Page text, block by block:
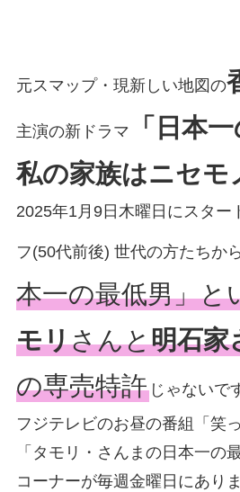
元スマップ・現新しい地図の
主演の新ドラマ
「日本
私の家族はニセモ
2025年1月9日木曜日にスター
フ(50代前後) 世代の方たちか
本一の最低男」と
モリさんと明石家
の専売特許じゃないで
フジテレビのお昼の番組「笑
「タモリ・さんまの日本一の
コーナーが毎週金曜日にあり